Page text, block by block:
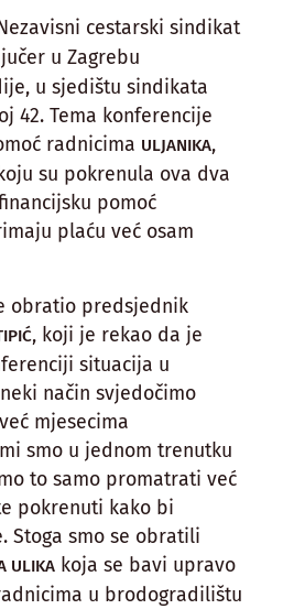
cestarski sindikat
u Zagrebu
u sjedištu sindikata
42. Tema konferencije
radnicima ULJANIKA,
su pokrenula ova dva
pomoć
plaću već osam
obratio predsjednik
, koji je rekao da je
situacija u
način svjedočimo
mjesecima
smo u jednom trenutku
to samo promatrati već
pokrenuti kako bi
Stoga smo se obratili
ULIKA koja se bavi upravo
u brodogradilištu